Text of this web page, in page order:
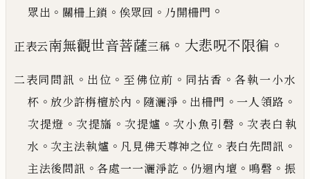
眾出 。 關柵上鎖 。 俟眾回 。 乃開柵門 。
正表云南無觀世音菩薩三稱 。 大悲呪不限徧 。
二表同問訊 。 出位 。 至佛位前 。 同拈香 。 各執一小水
杯 。 放少許栴檀於內 。 隨灑淨 。 出柵門 。 一人領路 。
次提燈 。 次提旛 。 次提爐 。 次小魚引磬 。 次表白執
水 。 次主法執爐 。 凡見佛天尊神之位 。 表白先問訊 。
主法後問訊 。 各處一一灑淨訖 。 仍迴內壇 。 鳴磬 。 振